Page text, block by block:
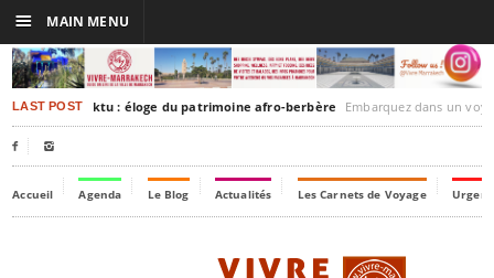
LAST POSTTimbuktu : éloge du patrimoine afro-berbère Embarquez dans un voyage culturel dans le
 
Accueil Agenda Le Blog Actualités Les Carnets de Voyage
☰ MAIN MENU